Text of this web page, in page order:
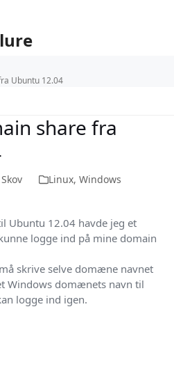
Ubuntu 12.04
share fra
Linux, Windows
Ubuntu 12.04 havde jeg et
logge ind på mine domain
skrive selve domæne navnet
Windows domænets navn til
logge ind igen.